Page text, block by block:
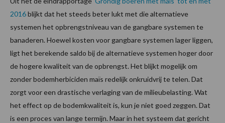
2016blijkt dat het steeds beter lukt met die alternatieve
systemen het opbrengstniveau van de gangbare systemen te
banaderen. Hoewel kosten voor gangbare systemen lager liggen,
ligt het berekende saldo bij de alternatieve systemen hoger door
de hogere kwaliteit van de opbrengst. Het blijkt mogelijk om
zonder bodemherbiciden maïs redelijk onkruidvrij te telen. Dat
zorgt voor een drastische verlaging van de milieubelasting. Wat
het effect op de bodemkwaliteit is, kun je niet goed zeggen. Dat
is een proces van lange termijn. Maar in het systeem dat gericht